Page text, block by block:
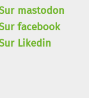
mastodon
facebook
Likedin